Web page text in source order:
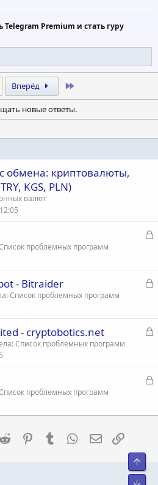
Premium и стать гуру
Вперёд
новые ответы.
обмена: криптовалюты,
KGS, PLN)
валют
З
проблемных программ
З
- Bitraider
Список проблемных программ
З
- cryptobotics.net
Список проблемных программ
З
р
проблемных программ
Reddit PinterestTumblr WhatsApp